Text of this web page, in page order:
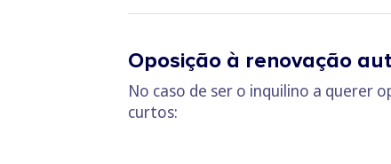
Oposição à renovação
No caso de ser o inquilino a querer
curtos: